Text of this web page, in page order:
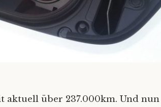
über 237.000km. Und nun